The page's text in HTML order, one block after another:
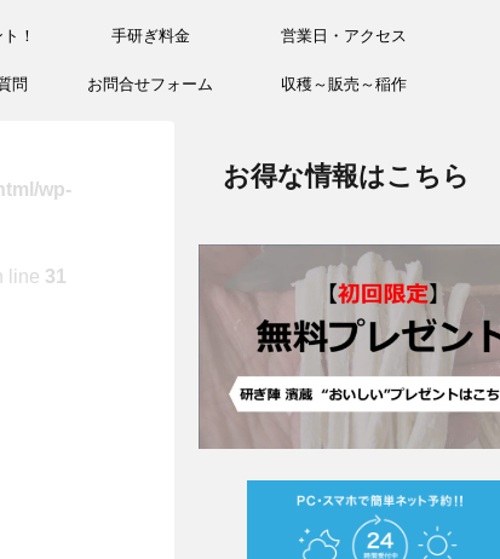
！ 手研ぎ料金 営業日・アクセス
問 お問合せフォーム 収穫～販売～稲作
wp-
line 31
お得な情報はこちら